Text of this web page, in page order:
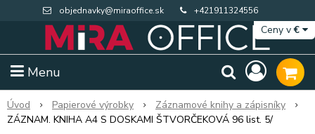
objednavky@miraoffice.sk +421911324556
Menu
Ceny v€
Úvod Papierové výrobky
Záznamové knihy a zápisníky
ZÁZNAM. KNIHA A4 S DOSKAMI ŠTVORČEKOVÁ 96 list. 5/